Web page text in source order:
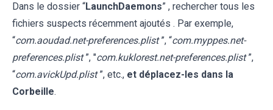
Dans le dossier “LaunchDaemons” , rechercher tous les
fichiers suspects récemment ajoutés . Par exemple,
“com.aoudad.net-preferences.plist ”, “com.myppes.net-
preferences.plist ”, "com.kuklorest.net-preferences.plist ”,
“com.avickUpd.plist ”, etc., et déplacez-les dans la
Corbeille.